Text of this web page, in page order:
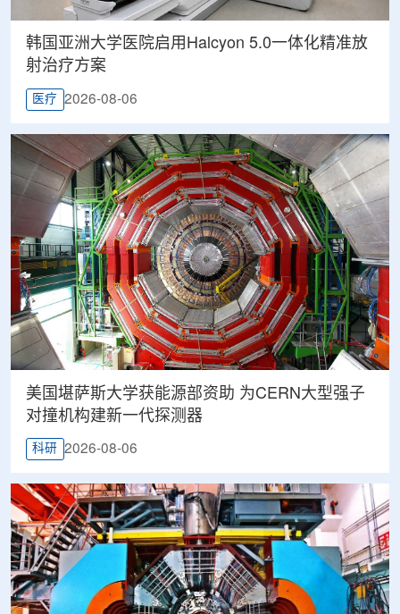
韩国亚洲大学医院启用Halcyon 5.0一体化精准放
射治疗方案
医疗 2026-08-06
美国堪萨斯大学获能源部资助 为CERN大型强子
对撞机构建新一代探测器
科研 2026-08-06